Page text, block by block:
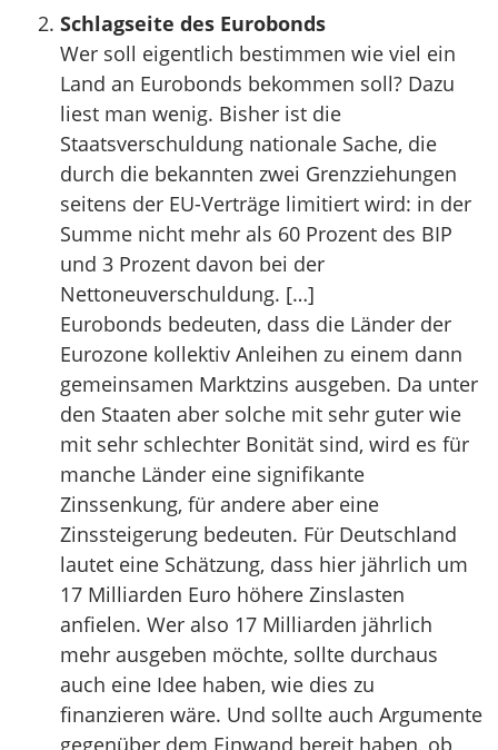
Schlagseite des Eurobonds
Wer soll eigentlich bestimmen wie viel ein
Land an Eurobonds bekommen soll? Dazu
liest man wenig. Bisher ist die
Staatsverschuldung nationale Sache, die
durch die bekannten zwei Grenzziehungen
seitens der EU-Verträge limitiert wird: in der
Summe nicht mehr als 60 Prozent des BIP
und 3 Prozent davon bei der
Nettoneuverschuldung. […]
Eurobonds bedeuten, dass die Länder der
Eurozone kollektiv Anleihen zu einem dann
gemeinsamen Marktzins ausgeben. Da unter
den Staaten aber solche mit sehr guter wie
mit sehr schlechter Bonität sind, wird es für
manche Länder eine signifikante
Zinssenkung, für andere aber eine
Zinssteigerung bedeuten. Für Deutschland
lautet eine Schätzung, dass hier jährlich um
17 Milliarden Euro höhere Zinslasten
anfielen. Wer also 17 Milliarden jährlich
mehr ausgeben möchte, sollte durchaus
auch eine Idee haben, wie dies zu
finanzieren wäre. Und sollte auch Argumente
gegenüber dem Einwand bereit haben, ob